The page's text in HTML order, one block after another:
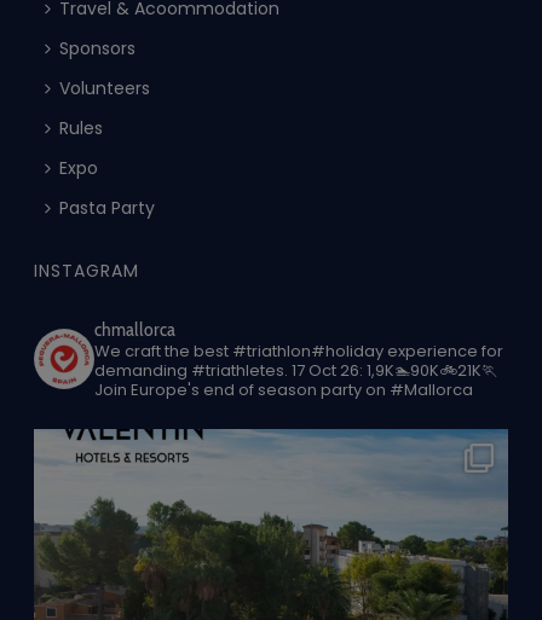
Travel & Acoommodation
Sponsors
Volunteers
Rules
Expo
Pasta Party
INSTAGRAM
chmallorca
We craft the best #triathlon#holiday experience for
demanding #triathletes. 17 Oct 26: 1,9K🏊90K🚲21K🏃
Join Europe's end of season party on #Mallorca